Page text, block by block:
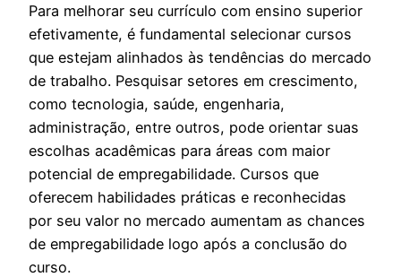
Para melhorar seu currículo com ensino superior
efetivamente, é fundamental selecionar cursos
que estejam alinhados às tendências do mercado
de trabalho. Pesquisar setores em crescimento,
como tecnologia, saúde, engenharia,
administração, entre outros, pode orientar suas
escolhas acadêmicas para áreas com maior
potencial de empregabilidade. Cursos que
oferecem habilidades práticas e reconhecidas
por seu valor no mercado aumentam as chances
de empregabilidade logo após a conclusão do
curso.